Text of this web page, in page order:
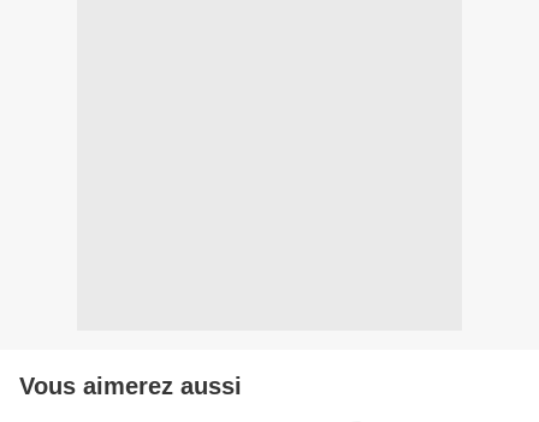
Vous aimerez aussi